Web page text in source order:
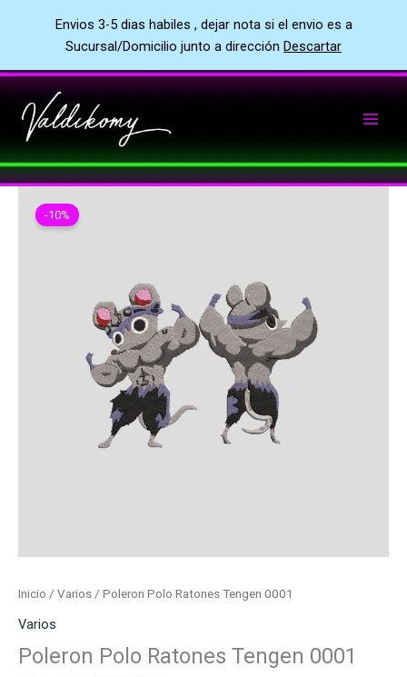
Envios 3-5 dias habiles , dejar nota si el envio es a
Sucursal/Domicilio junto a dirección Descartar
al
contenido
-10%
Inicio / Varios / Poleron Polo Ratones Tengen 0001
Varios
Poleron Polo Ratones Tengen 0001